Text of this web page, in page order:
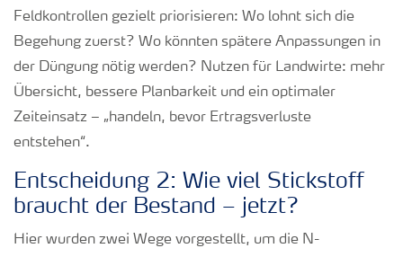
Feldkontrollen gezielt priorisieren: Wo lohnt sich die
Begehung zuerst? Wo könnten spätere Anpassungen in
der Düngung nötig werden? Nutzen für Landwirte: mehr
Übersicht, bessere Planbarkeit und ein optimaler
Zeiteinsatz – „handeln, bevor Ertragsverluste
entstehen“.
Entscheidung 2: Wie viel Stickstoff
braucht der Bestand – jetzt?
Hier wurden zwei Wege vorgestellt, um die N-